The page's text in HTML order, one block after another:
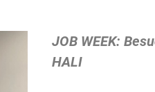
JOB WEEK:
HALI